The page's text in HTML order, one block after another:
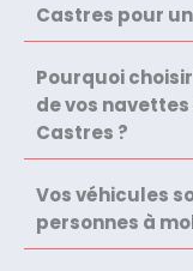
Castres pour
Pourquoi
de vos
Castres ?
Vos véhicules
personnes à